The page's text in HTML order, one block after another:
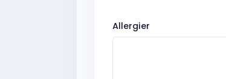
Allergier